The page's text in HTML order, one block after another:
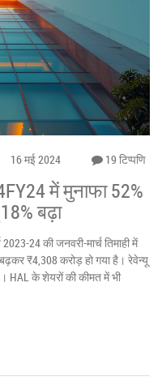
16 मई 2024 19 टिप्पणि
में मुनाफा 52%
बढ़ा
24 की जनवरी-मार्च तिमाही में
₹4,308 करोड़ हो गया है। रेवेन्यू
HAL के शेयरों की कीमत में भी